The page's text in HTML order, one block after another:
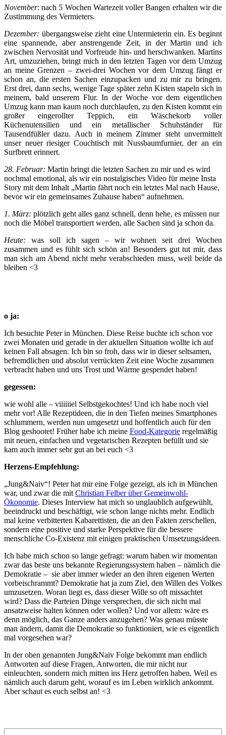
November: nach 5 Wochen Wartezeit voller Bangen erhalten wir die
Zustimmung des Vermieters.
Dezember: übergangsweise zieht eine Untermieterin ein. Es beginnt
eine spannende, aber anstrengende Zeit, in der Martin und ich
zwischen Nervosität und Vorfreude hin- und herschwanken. Martins
Art, umzuziehen, bringt mich in den letzten Tagen vor dem Umzug
an meine Grenzen – zwei-drei Wochen vor dem Umzug fängt er
schon an, die ersten Sachen einzupacken und zu mir zu bringen.
Erst drei, dann sechs, wenige Tage später zehn Kisten stapeln sich in
meinem, bald unserem Flur. In der Woche vor dem eigentlichen
Umzug kann man kaum noch durchlaufen, zu den Kisten kommt ein
großer eingerollter Teppich, ein Wäschekorb voller
Küchenutensilien und ein metallischer Schuhständer für
Tausendfüßler dazu. Auch in meinem Zimmer steht unvermittelt
unser neuer riesiger Couchtisch mit Nussbaumfurnier, der an ein
Surfbrett erinnert.
28. Februar: Martin bringt die letzten Sachen zu mir und es wird
nochmal emotional, als wir ein nostalgisches Video für meine Insta
Story mit dem Inhalt „Martin fährt noch ein letztes Mal nach Hause,
bevor wir ein gemeinsames Zuhause haben“ aufnehmen.
1. März: plötzlich geht alles ganz schnell, denn hehe, es müssen nur
noch die Möbel transportiert werden, alle Sachen sind ja schon da.
Heute: was soll ich sagen – wir wohnen seit drei Wochen
zusammen und es fühlt sich schön an! Besonders gut tut mir, dass
man sich am Abend nicht mehr verabschieden muss, weil beide da
bleiben <3
o ja:
Ich besuchte Peter in München. Diese Reise buchte ich schon vor
zwei Monaten und gerade in der aktuellen Situation wollte ich auf
keinen Fall absagen. Ich bin so froh, dass wir in dieser seltsamen,
befremdlichen und absolut verrückten Zeit eine Woche zusammen
verbracht haben und uns Trost und Wärme gespendet haben!
gegessen:
wie wohl alle – viiiiiiel Selbstgekochtes! Und ich habe noch viel
mehr vor! Alle Rezeptideen, die in den Tiefen meines Smartphones
schlummern, werden nun umgesetzt und hoffentlich auch für den
Blog geshootet! Früher habe ich meine Food-Kategorie regelmäßig
mit neuen, einfachen und vegetarischen Rezepten befüllt und sie
kam auch immer sehr gut an bei euch <3
Herzens-Empfehlung:
„Jung&Naiv“! Peter hat mir eine Folge gezeigt, als ich in München
war, und zwar die mit Christian Felber über Gemeinwohl-
Ökonomie. Dieses Interview hat mich so unglaublich aufgewühlt,
beeindruckt und beschäftigt, wie schon lange nichts mehr. Endlich
mal keine verbitterten Kabarettisten, die an den Fakten zerschellen,
sondern eine positive und starke Perspektive für die bessere
menschliche Co-Existenz mit einigen praktischen Umsetzungsideen.
Ich habe mich schon so lange gefragt: warum haben wir momentan
zwar das beste uns bekannte Regierungssystem haben – nämlich die
Demokratie – sie aber immer wieder an den ihren eigenen Werten
vorbeischrammt? Demokratie hat ja zum Ziel, den Willen des Volkes
umzusetzen. Woran liegt es, dass dieser Wille so oft missachtet
wird? Dass die Parteien Dinge versprechen, die sich nicht mal
ansatzweise halten können oder wollen? Und vor allem: wäre es
denn möglich, das Ganze anders anzugehen? Was genau müsste
man ändern, damit die Demokratie so funktioniert, wie es eigentlich
mal vorgesehen war?
In der oben genannten Jung&Naiv Folge bekommt man endlich
Antworten auf diese Fragen, Antworten, die mir nicht nur
einleuchten, sondern mich mitten ins Herz getroffen haben. Weil es
nämlich auch darum geht, worauf es im Leben wirklich ankommt.
Aber schaut es euch selbst an! <3